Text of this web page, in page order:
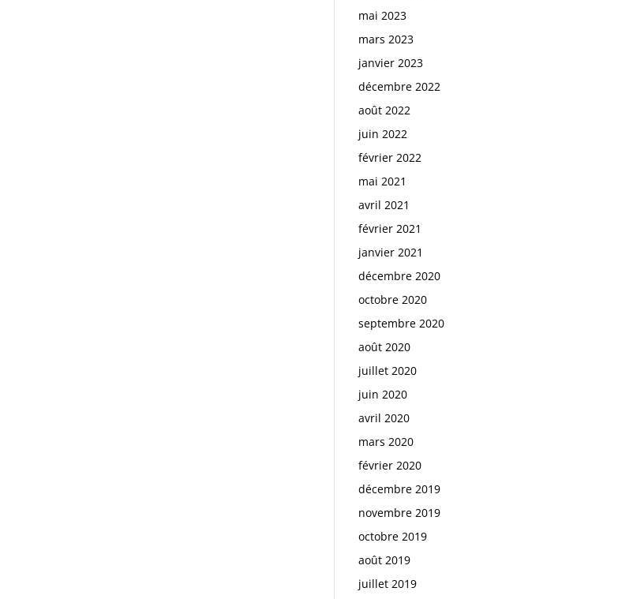
mai 2023
mars 2023
janvier 2023
décembre 2022
août 2022
juin 2022
février 2022
mai 2021
avril 2021
février 2021
janvier 2021
décembre 2020
octobre 2020
septembre 2020
août 2020
juillet 2020
juin 2020
avril 2020
mars 2020
février 2020
décembre 2019
novembre 2019
octobre 2019
août 2019
juillet 2019